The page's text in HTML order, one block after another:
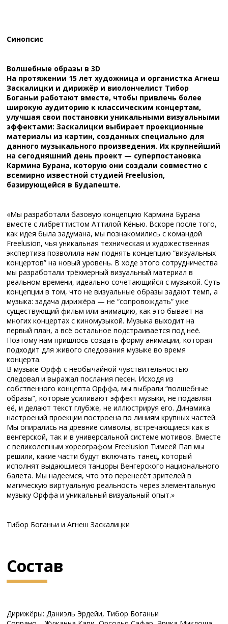
Синопсис
Волшебные образы в 3D
На протяжении 15 лет художница и органистка Агнеш
Заскалицки и дирижёр и виолончелист Тибор
Боганьи работают вместе, чтобы привлечь более
широкую аудиторию к классическим концертам,
улучшая свои постановки уникальными визуальными
эффектами: Заскалицки выбирает проекционные
материалы из картин, созданных специально для
данного музыкального произведения. Их крупнейший
на сегодняшний день проект — суперпостановка
Кармина Бурана, которую они создали совместно с
всемирно известной студией Freelusion,
базирующейся в Будапеште.
«Мы разработали базовую концепцию Кармина Бурана
вместе с либреттистом Аттилой Кёнью. Вскоре после того,
как идея была задумана, мы познакомились с командой
Freelusion, чья уникальная техническая и художественная
экспертиза позволила нам поднять концепцию “визуальных
концертов” на новый уровень. В ходе этого сотрудничества
мы разработали трёхмерный визуальный материал в
реальном времени, идеально сочетающийся с музыкой. Суть
концепции в том, что не визуальные образы задают темп, а
музыка: задача дирижёра — не “сопровождать” уже
существующий фильм или анимацию, как это бывает на
многих концертах с киномузыкой. Музыка выходит на
первый план, а всё остальное подстраивается под неё.
Поэтому нам пришлось создать форму анимации, которая
подходит для живого следования музыке во время
концерта.
В музыке Орфф с необычайной чувствительностью
следовал и выражал послания песен. Исходя из
собственного концепта Орффа, мы выбрали “волшебные
образы”, которые усиливают эффект музыки, не подавляя
её, и делают текст глубже, не иллюстрируя его. Динамика
настроений проекции построена по линиям крупных частей.
Мы опирались на древние символы, встречающиеся как в
венгерской, так и в универсальной системе мотивов. Вместе
с великолепным хореографом Freelusion Тимеей Пап мы
решили, какие части будут включать танец, который
исполнят выдающиеся танцоры Венгерского национального
балета. Мы надеемся, что это перенесёт зрителей в
магическую виртуальную реальность через элементальную
музыку Орффа и уникальный визуальный опыт.»
Тибор Боганьи и Агнеш Заскалицки
Состав
Дирижёры: Даниэль Эрдейи, Тибор Боганьи